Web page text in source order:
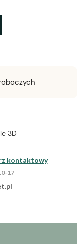
3D
kontaktowy
17